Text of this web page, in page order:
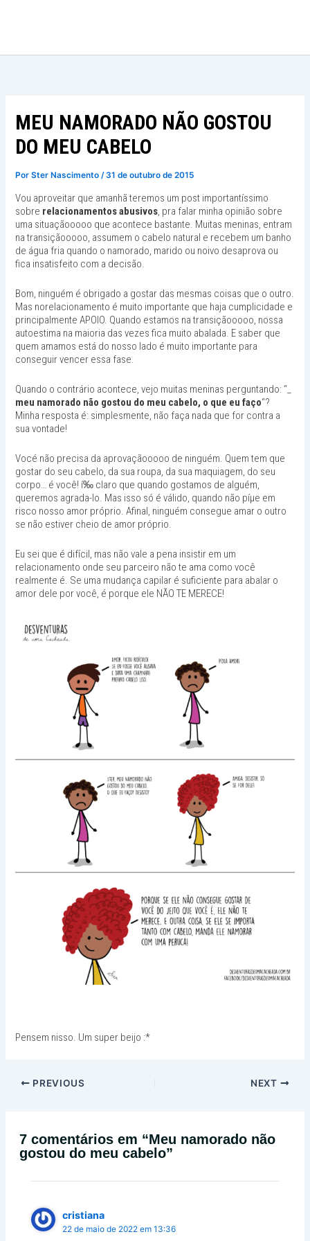
conteúdo
MEU NAMORADO NÃO GOSTOU
DO MEU CABELO
PorSter Nascimento/31 de outubro de 2015
Vou aproveitar que amanhã teremos um post importantíssimo
sobre relacionamentos abusivos, pra falar minha opinião sobre
uma situaçãooooo que acontece bastante. Muitas meninas, entram
na transiçãooooo, assumem o cabelo natural e recebem um banho
de água fria quando o namorado, marido ou noivo desaprova ou
fica insatisfeito com a decisão.
Bom, ninguém é obrigado a gostar das mesmas coisas que o outro.
Mas norelacionamento é muito importante que haja cumplicidade e
principalmente APOIO. Quando estamos na transiçãooooo, nossa
autoestima na maioria das vezes fica muito abalada. E saber que
quem amamos está do nosso lado é muito importante para
conseguir vencer essa fase.
Quando o contrário acontece, vejo muitas meninas perguntando: “_
meu namorado não gostou do meu cabelo, o que eu faço“?
Minha resposta é: simplesmente, não faça nada que for contra a
sua vontade!
Vocé não precisa da aprovaçãooooo de ninguém. Quem tem que
gostar do seu cabelo, da sua roupa, da sua maquiagem, do seu
corpo… é você! í‰ claro que quando gostamos de alguém,
queremos agrada-lo. Mas isso só é válido, quando não píµe em
risco nosso amor próprio. Afinal, ninguém consegue amar o outro
se não estiver cheio de amor próprio.
Eu sei que é difícil, mas não vale a pena insistir em um
relacionamento onde seu parceiro não te ama como você
realmente é. Se uma mudança capilar é suficiente para abalar o
amor dele por você, é porque ele NÃO TE MERECE!
Pensem nisso. Um super beijo :*
PREVIOUS NEXT
7 comentários em “Meu namorado não
gostou do meu cabelo”
cristiana
22 de maio de 2022 em 13:36